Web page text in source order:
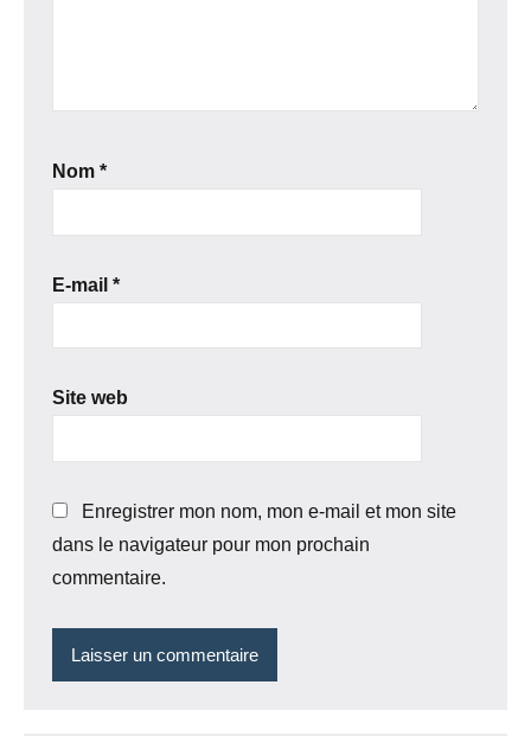
Nom *
E-mail *
Site web
Enregistrer mon nom, mon e-mail et mon site
dans le navigateur pour mon prochain
commentaire.